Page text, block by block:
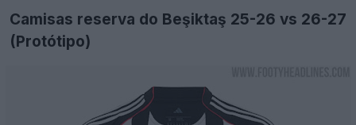
Camisas reserva do Beşiktaş 25-26 vs 26-27
(Protótipo)